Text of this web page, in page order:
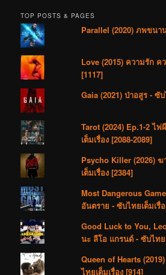
TOP POSTS & PAGES
Parallel (2020) ภพขนา
Love (2015) ความรัก ค
[1117]
Gaia (2021) ป่าอสูร - ซั
Tarot (2024) Ep.1-2 ไ
เต็มเรื่อง [2088-2089]
Psycho Killer (2026)
เต็มเรื่อง [2384]
Most Dangerous
อันตราย - ซับไทยเต็มเรื่
Good Luck to You,
นะ ลีโอ แกรนด์ - ซับไทย
Queen of Hearts
ไทยเต็มเรื่อง [914]